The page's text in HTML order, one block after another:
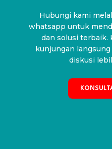
Hubungi kami
whatsapp untuk
dan solusi terbaik.
kunjungan
diskusi